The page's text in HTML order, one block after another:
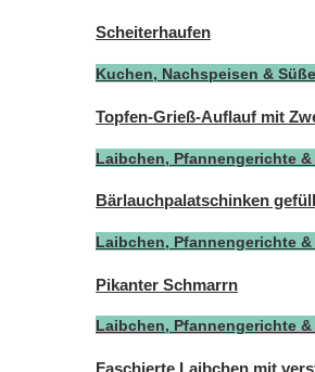
Scheiterhaufen
Kuchen, Nachspeisen &
Topfen-Grieß-Auflauf mit
Laibchen, Pfannengerichte &
Bärlauchpalatschinken
Laibchen, Pfannengerichte &
Pikanter Schmarrn
Laibchen, Pfannengerichte &
Faschierte Laibchen mit